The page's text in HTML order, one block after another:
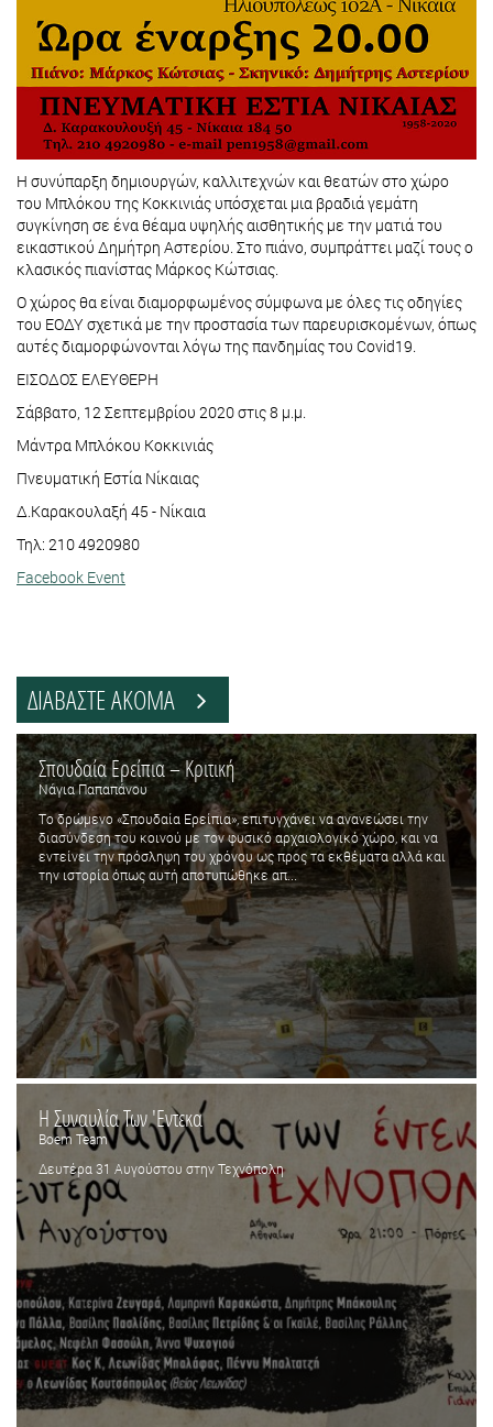
Η συνύπαρξη δημιουργών, καλλιτεχνών και θεατών στο χώρο
του Μπλόκου της Κοκκινιάς υπόσχεται μια βραδιά γεμάτη
συγκίνηση σε ένα θέαμα υψηλής αισθητικής με την ματιά του
εικαστικού Δημήτρη Αστερίου. Στο πιάνο, συμπράττει μαζί τους ο
κλασικός πιανίστας Μάρκος Κώτσιας.
Ο χώρος θα είναι διαμορφωμένος σύμφωνα με όλες τις οδηγίες
του ΕΟΔΥ σχετικά με την προστασία των παρευρισκομένων, όπως
αυτές διαμορφώνονται λόγω της πανδημίας του Covid19.
ΕΙΣΟΔΟΣ ΕΛΕΥΘΕΡΗ
Σάββατο, 12 Σεπτεμβρίου 2020 στις 8 μ.μ.
Μάντρα Μπλόκου Κοκκινιάς
Πνευματική Εστία Νίκαιας
Δ.Καρακουλαξή 45 - Νίκαια
Τηλ: 210 4920980
Facebook Event
ΔΙΑΒΑΣΤΕ ΑΚΟΜΑ
Σπουδαία Ερείπια – Κριτική
Νάγια Παπαπάνου
Tο δρώμενο «Σπουδαία Ερείπια», επιτυγχάνει να ανανεώσει την
διασύνδεση του κοινού με τον φυσικό αρχαιολογικό χώρο, και να
εντείνει την πρόσληψη του χρόνου ως προς τα εκθέματα αλλά και
την ιστορία όπως αυτή αποτυπώθηκε απ...
Η Συναυλία Των 'Εντεκα
Boem Team
Δευτέρα 31 Αυγούστου στην Τεχνόπολη